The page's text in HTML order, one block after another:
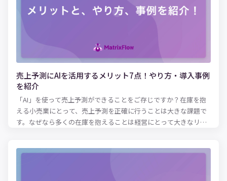
する方法
売上予測にAIを活用するメリット7点！やり方・導入事例
を紹介
「AI」を使って売上予測ができることをご存じですか？在庫を抱
える小売業にとって、売上予測を正確に行うことは大きな課題で
す。なぜなら多くの在庫を抱えることは経営にとって大きなリス
少なくする技術として、注目を集めているのがAIによる売上予測